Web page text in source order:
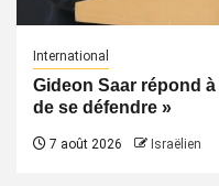
International
Gideon Saar répond
de se défendre »
7 août 2026 Israëlien